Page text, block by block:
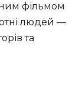
фільмом
людей —
та